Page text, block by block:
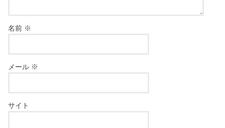
名前 ※
メール ※
サイト